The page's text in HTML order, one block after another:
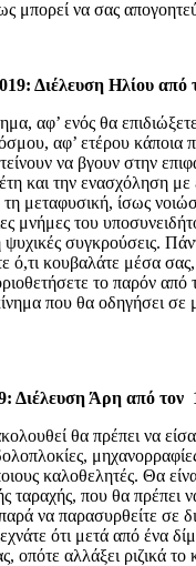
μπορεί να σας
Διέλευση Ηλίου από
αφ’ ενός θα
αφ’ ετέρου κάποια
να βγουν στην
και την ενασχόληση με
τη μεταφυσική, ίσως
μνήμες του
ψυχικές συγκρούσεις.
ό,τι κουβαλάτε μέσα
το παρόν από
που θα οδηγήσει σε
Διέλευση Άρη από τον
θα πρέπει να
καλοθελητές. Θα
ταραχής, που θα πρέπει
να παρασυρθείτε σε
ότι μετά από ένα
οπότε αλλάξει ριζικά